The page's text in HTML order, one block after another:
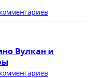
Вулкан и